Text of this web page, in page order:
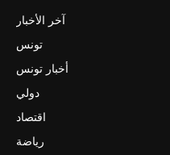
آخر الأخبار
تونس
أخبار تونس
دولي
اقتصاد
رياضة